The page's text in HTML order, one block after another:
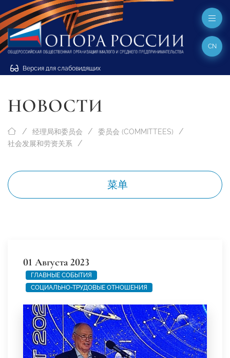
Версия для слабовидящих
CN
НОВОСТИ
经理局和委员会
委员会 (COMMITTEES)
社会发展和劳资关系
菜单
01 Августа 2023
ГЛАВНЫЕ СОБЫТИЯ
СОЦИАЛЬНО-ТРУДОВЫЕ ОТНОШЕНИЯ